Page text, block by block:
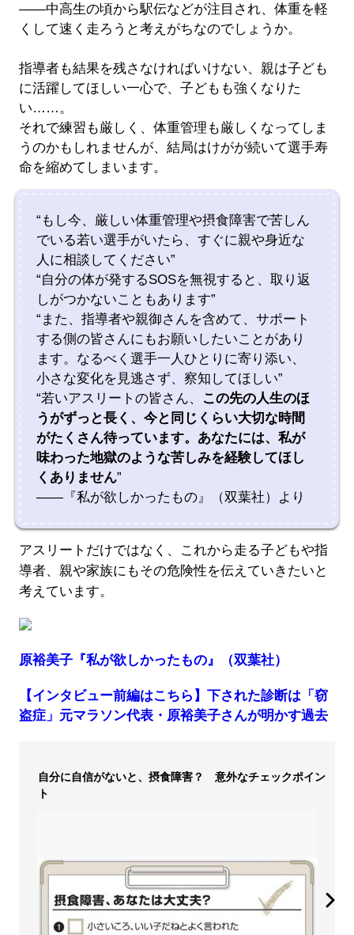
――中高生の頃から駅伝などが注目され、体重を軽
くして速く走ろうと考えがちなのでしょうか。
指導者も結果を残さなければいけない、親は子ども
に活躍してほしい一心で、子どもも強くなりた
い……。
それで練習も厳しく、体重管理も厳しくなってしま
うのかもしれませんが、結局はけがが続いて選手寿
命を縮めてしまいます。
“もし今、厳しい体重管理や摂食障害で苦しん
でいる若い選手がいたら、すぐに親や身近な
人に相談してください”
“自分の体が発するSOSを無視すると、取り返
しがつかないこともあります”
“また、指導者や親御さんを含めて、サポート
する側の皆さんにもお願いしたいことがあり
ます。なるべく選手一人ひとりに寄り添い、
小さな変化を見逃さず、察知してほしい”
“若いアスリートの皆さん、
この先の人生のほ
うがずっと長く、今と同じくらい大切な時間
がたくさん待っています。あなたには、私が
味わった地獄のような苦しみを経験してほし
くありません”
――『私が欲しかったもの』（双葉社）より
アスリートだけではなく、これから走る子どもや指
導者、親や家族にもその危険性を伝えていきたいと
考えています。
原裕美子『私が欲しかったもの』（双葉社）
【インタビュー前編はこちら】下された診断は「窃
盗症」元マラソン代表・原裕美子さんが明かす過去
自分に自信がないと、摂食障害？ 意外なチェックポイン
ト